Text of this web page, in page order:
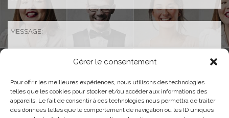
Gérer le consentement
Pour offrir les meilleures expériences, nous utilisons des technologies
telles que les cookies pour stocker et/ou accéder aux informations des
appareils. Le fait de consentir à ces technologies nous permettra de traiter
des données telles que le comportement de navigation ou les ID uniques